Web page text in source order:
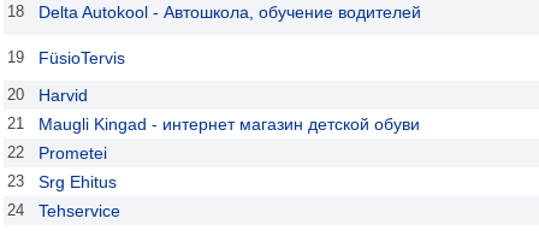
18 Delta Autokool - Автошкола, обучение водителей
19 FüsioTervis
20 Harvid
21 Maugli Kingad - интернет магазин детской обуви
22 Prometei
23 Srg Ehitus
24 Tehservice